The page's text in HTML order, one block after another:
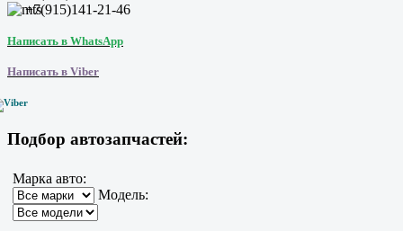
+7(915)141-21-46
Написать в WhatsApp
Написать в Viber
Подбор автозапчастей:
Марка авто:
Модель: